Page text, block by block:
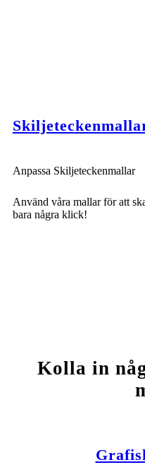
Anpassa Skiljeteckenmallar
Använd våra mallar för att
bara några klick!
Kolla in